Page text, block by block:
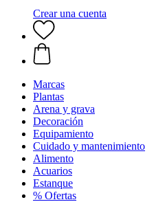
Crear una cuenta
Marcas
Plantas
Arena y grava
Decoración
Equipamiento
Cuidado y mantenimiento
Alimento
Acuarios
Estanque
% Ofertas